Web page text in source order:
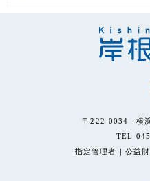
〒222-0034 横
TEL
指定管理者｜公益